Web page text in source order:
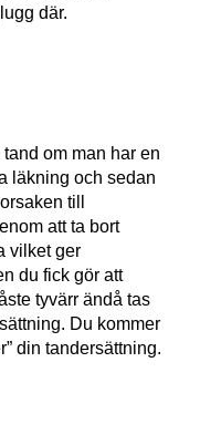
där.
om man har en
läkning och sedan
till
att ta bort
vilket ger
du fick gör att
tyvärr ändå tas
Du kommer
din tandersättning.